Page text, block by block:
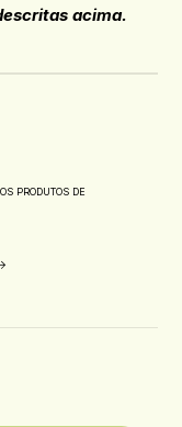
acima.
PRODUTOS DE